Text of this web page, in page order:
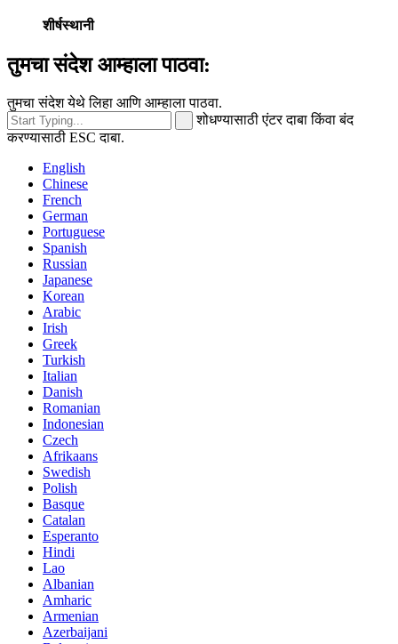
शीर्षस्थानी
तुमचा संदेश आम्हाला पाठवा:
तुमचा संदेश येथे लिहा आणि आम्हाला पाठवा.
शोधण्यासाठी एंटर दाबा किंवा बंद
करण्यासाठी ESC दाबा.
English
Chinese
French
German
Portuguese
Spanish
Russian
Japanese
Korean
Arabic
Irish
Greek
Turkish
Italian
Danish
Romanian
Indonesian
Czech
Afrikaans
Swedish
Polish
Basque
Catalan
Esperanto
Hindi
Lao
Albanian
Amharic
Armenian
Azerbaijani